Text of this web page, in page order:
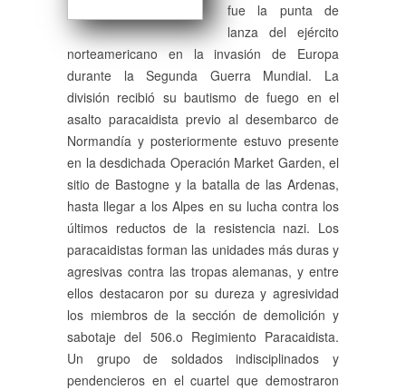
fue la punta de
lanza del ejército
norteamericano en la invasión de Europa
durante la Segunda Guerra Mundial. La
división recibió su bautismo de fuego en el
asalto paracaidista previo al desembarco de
Normandía y posteriormente estuvo presente
en la desdichada Operación Market Garden, el
sitio de Bastogne y la batalla de las Ardenas,
hasta llegar a los Alpes en su lucha contra los
últimos reductos de la resistencia nazi. Los
paracaidistas forman las unidades más duras y
agresivas contra las tropas alemanas, y entre
ellos destacaron por su dureza y agresividad
los miembros de la sección de demolición y
sabotaje del 506.o Regimiento Paracaidista.
Un grupo de soldados indisciplinados y
pendencieros en el cuartel que demostraron